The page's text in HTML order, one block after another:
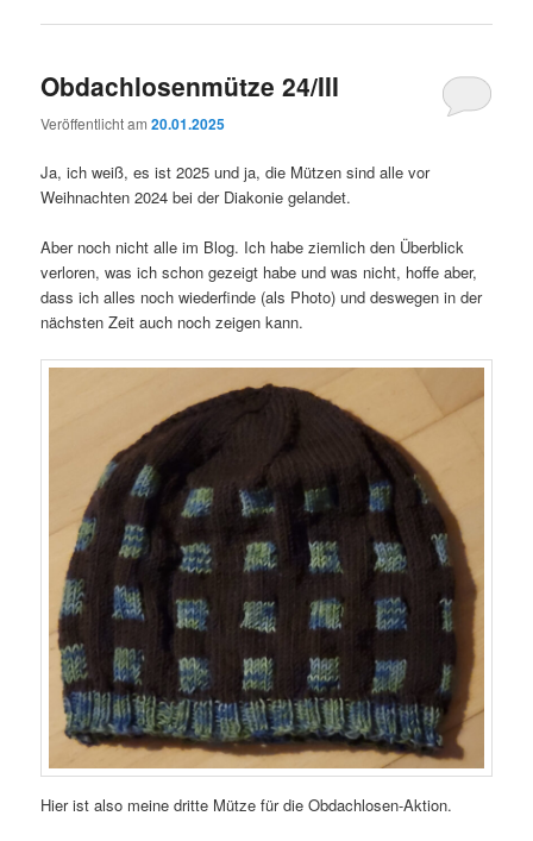
Obdachlosenmütze 24/III
Veröffentlicht am20.01.2025
Ja, ich weiß, es ist 2025 und ja, die Mützen sind alle vor
Weihnachten 2024 bei der Diakonie gelandet.
Aber noch nicht alle im Blog. Ich habe ziemlich den Überblick
verloren, was ich schon gezeigt habe und was nicht, hoffe aber,
dass ich alles noch wiederfinde (als Photo) und deswegen in der
nächsten Zeit auch noch zeigen kann.
Hier ist also meine dritte Mütze für die Obdachlosen-Aktion.